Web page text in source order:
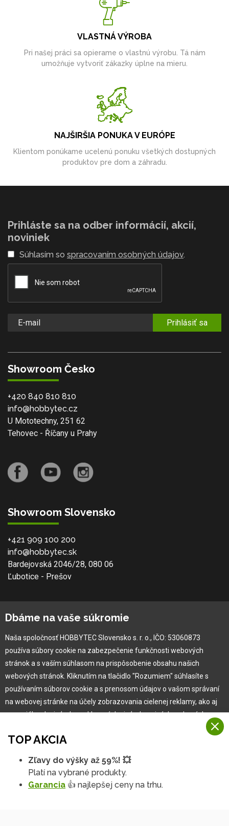
VLASTNÁ VÝROBA
Pri našej práci sa opierame o vlastnú výrobu. Tá nám
umožňuje vytvoriť zákazky úplne na mieru.
NAJŠIRŠIA PONUKA V EURÓPE
Klientom ponúkame ucelenú ponuku všetkých dostupných
produktov pre dom a záhradu.
Prihláste sa na odber informácií, akcií,
noviniek
Súhlasím so spracovaním osobných údajov.
Prihlásiť sa
Showroom Česko
+420 840 810 810
info@hobbytec.cz
U Mototechny, 251 62
Tehovec - Říčany u Prahy
Showroom Slovensko
+421 909 100 200
info@hobbytec.sk
Bardejovská 2046/28, 080 06
Ľubotice - Prešov
Ochranná známka
Vlastná výroba
Náš Hobbytec tím
Kontaktné údaje
Naša história
Kariéra
Garancia najlepšej ceny
Užívateľský manuál
Obchodné podmienky
TOP AKCIA
Zľavy do výšky až 59%! 💥
Platí na vybrané produkty.
Garancia 👍 najlepšej ceny na trhu.
Dbáme na vaše súkromie
Naša spoločnosť HOBBYTEC Slovensko s. r. o., IČO: 53060873
používa súbory cookie na zabezpečenie funkčnosti webových
stránok a s vaším súhlasom na prispôsobenie obsahu našich
webových stránok. Kliknutím na tlačidlo "Rozumiem" súhlasíte s
používaním súborov cookie a s prenosom údajov o vašom správaní
na webovej stránke na účely zobrazovania cielenej reklamy, ako aj
na sociálnych sieťach a reklamných sieťach na iných webových
Viac informácií
Na našich webových stránkach používame niekoľko kategórií
Rozumiem